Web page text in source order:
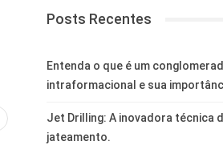
Posts Recentes
Entenda o que é um
intraformacional e sua
Jet Drilling: A inovadora técnica
jateamento.